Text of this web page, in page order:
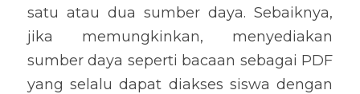
satu atau dua sumber daya. Sebaiknya,
jika memungkinkan, menyediakan
sumber daya seperti bacaan sebagai PDF
yang selalu dapat diakses siswa dengan